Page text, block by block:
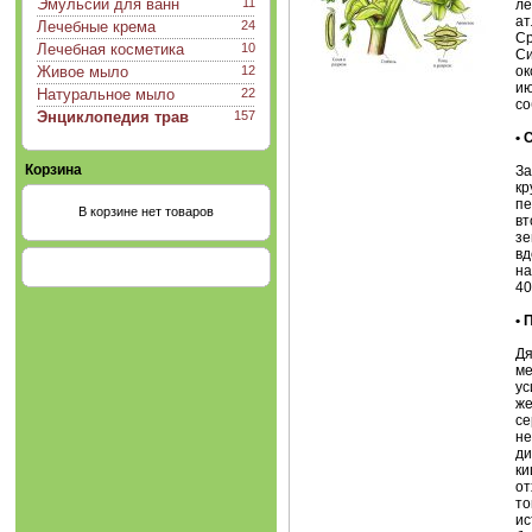
Эмульсии для ванн
24
Лечебные крема
10
Лечебная косметика
12
Живое мыло
22
Натуральное мыло
157
Энциклопедия трав
Корзина
В корзине нет товаров
•
•